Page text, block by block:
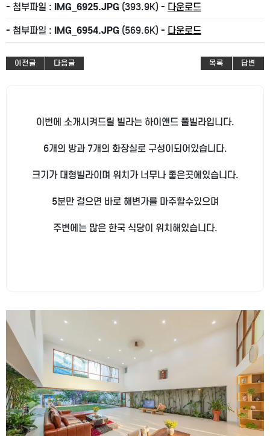
- 첨부파일 : IMG_6925.JPG (393.9K) - 다운로드
- 첨부파일 : IMG_6954.JPG (569.6K) - 다운로드
이전글 다음글 목록 답변
이번에 소개시켜드릴 빌라는 하이앤드 풀빌라입니다.
6개의 방과 7개의 화장실로 구성이되어있습니다.
크기가 대형빌라이며 위치가 너무나 좋은곳에있습니다.
5분만 걸으면 바로 해변가를 마주할수있으며
주변에는 많은 한국 식당이 위치해있습니다.